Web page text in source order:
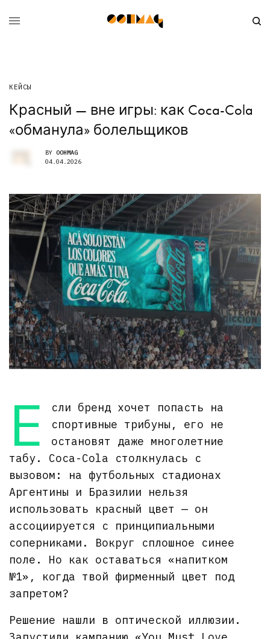
КЕЙСЫ
Красный — вне игры: как Coca-Cola
«обманула» болельщиков
BY OOHMAG
04.04.2026
Е
сли бренд хочет попасть на
спортивные трибуны, его не
остановят даже многолетние
табу. Coca-Cola столкнулась с
вызовом: на футбольных стадионах
Аргентины и Бразилии нельзя
использовать красный цвет — он
ассоциируется с принципиальными
соперниками. Вокруг сплошное синее
поле. Но как оставаться «напитком
№1», когда твой фирменный цвет под
запретом?
Решение нашли в оптической иллюзии.